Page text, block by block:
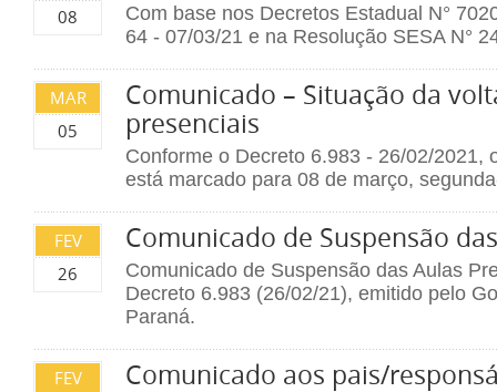
08
Com base nos Decretos Estadual N°
64 - 07/03/21 e na Resolução SESA N°
MAR
05
Comunicado – Situação da
presenciais
Conforme o Decreto 6.983 - 26/02/2021,
está marcado para 08 de março,
FEV
26
Comunicado de Suspensão
Comunicado de Suspensão das Aulas
Decreto 6.983 (26/02/21), emitido pelo
Paraná.
FEV
Comunicado aos pais/